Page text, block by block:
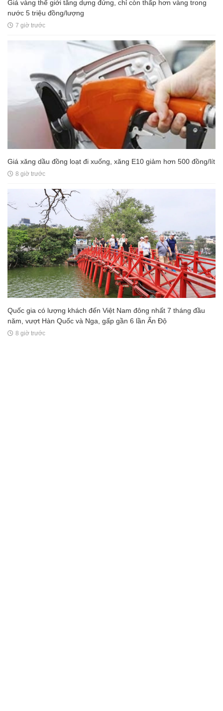
Giá vàng thế giới tăng dựng đứng, chỉ còn thấp hơn vàng trong
nước 5 triệu đồng/lượng
7 giờ trước
Giá xăng dầu đồng loạt đi xuống, xăng E10 giảm hơn 500 đồng/lít
8 giờ trước
Quốc gia có lượng khách đến Việt Nam đông nhất 7 tháng đầu
năm, vượt Hàn Quốc và Nga, gấp gần 6 lần Ấn Độ
8 giờ trước